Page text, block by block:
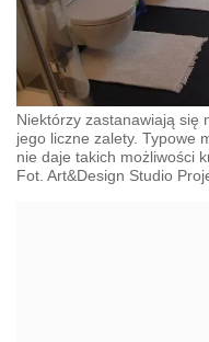
Niektórzy zastanawiają się
jego liczne zalety. Typowe
nie daje takich możliwości
Fot. Art&Design Studio